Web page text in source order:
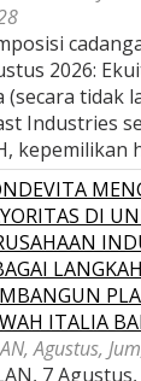
2026:
(secara tidak
Industries
kepemilikan
DI
ITALIA
Agustus,
7